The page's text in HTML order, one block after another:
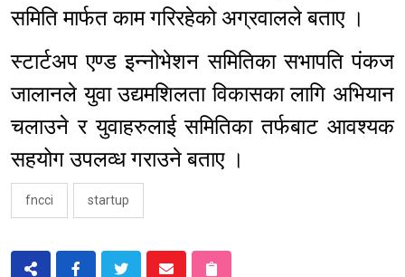
समिति मार्फत काम गरिरहेको अग्रवालले बताए ।
स्टार्टअप एण्ड इन्नोभेशन समितिका सभापति पंकज
जालानले युवा उद्यमशिलता विकासका लागि अभियान
चलाउने र युवाहरुलाई समितिका तर्फबाट आवश्यक
सहयोग उपलव्ध गराउने बताए ।
fncci startup